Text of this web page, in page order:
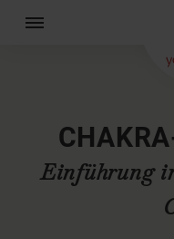
Einführung